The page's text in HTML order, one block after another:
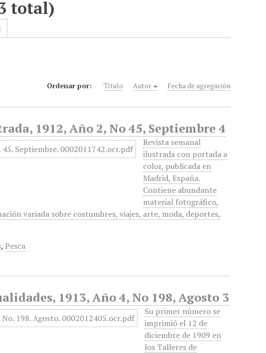
total)
Ordenar por: Título Autor Fecha de agregación
1912, Año 2, No 45, Septiembre 4
Revista semanal
ilustrada con portada a
color, publicada en
Madrid, España.
Contiene abundante
material fotográfico,
variada sobre costumbres, viajes, arte, moda, deportes,
, Pesca
1913, Año 4, No 198, Agosto 3
Su primer número se
imprimió el 12 de
diciembre de 1909 en
los Talleres de